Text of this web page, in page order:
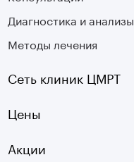
Лаборатория движения
Московская
Озерки
Садовая
Старая Деревня
Диагностика и анализы
МРТ
Оптическая топография
УЗДГ
Методы лечения
Сеть клиник ЦМРТ
Цены
Акции